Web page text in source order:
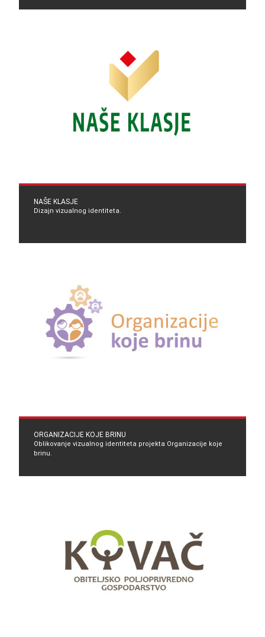
NAŠE KLASJE
Dizajn vizualnog identiteta.
ORGANIZACIJE KOJE BRINU
Oblikovanje vizualnog identiteta projekta Organizacije koje
brinu.